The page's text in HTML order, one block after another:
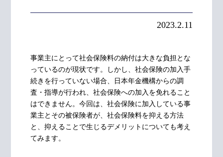
2023.2.11
事業主にとって社会保険料の納付は大きな負担とな
っているのが現状です。しかし、社会保険の加入手
続きを行っていない場合、日本年金機構からの調
査・指導が行われ、社会保険への加入を免れること
はできません。今回は、社会保険に加入している事
業主とその被保険者が、社会保険料を抑える方法
と、抑えることで生じるデメリットについても考え
てみます。